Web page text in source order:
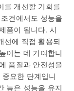
를 개선할 기회를
건에서도 성능을
품이 됩니다. 시
선에 직접 활용되
이는 데 기여합니
품질과 안전성을
요한 단계입니
높은 성능을 유지